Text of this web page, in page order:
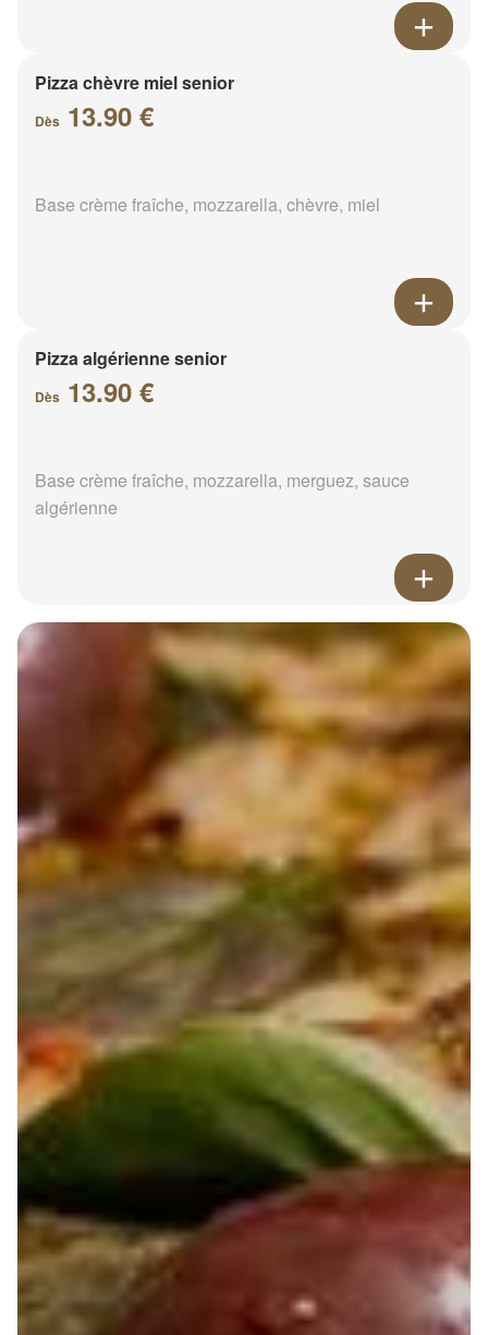
Pizza chèvre miel senior
Dès 13.90 €
Base crème fraîche, mozzarella, chèvre, miel
Pizza algérienne senior
Dès 13.90 €
Base crème fraîche, mozzarella, merguez, sauce
algérienne